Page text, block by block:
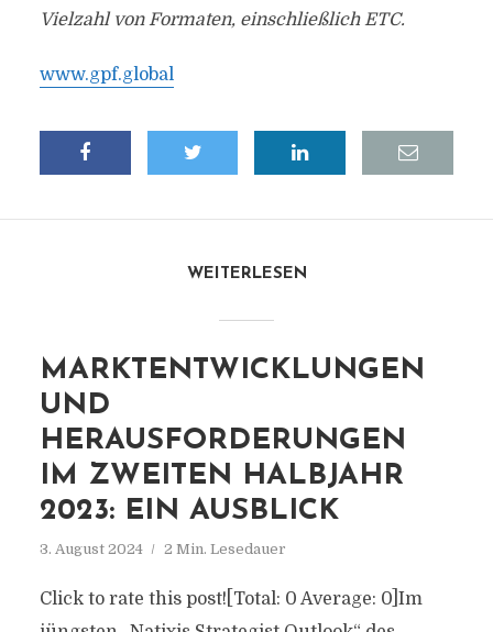
Vielzahl von Formaten, einschließlich ETC.
www.gpf.global
WEITERLESEN
MARKTENTWICKLUNGEN
UND
HERAUSFORDERUNGEN
IM ZWEITEN HALBJAHR
2023: EIN AUSBLICK
3. August 2024 2 Min. Lesedauer
Click to rate this post![Total: 0 Average: 0]Im